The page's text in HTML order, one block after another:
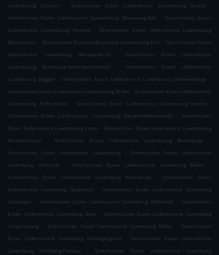
Luxembourg Clausen
. Griechisches Essen Lieferservice Luxembourg Grund
.
Griechisches Essen Lieferservice Luxembourg Bouneweg-Süd
.
Griechisches Essen
Lieferservice Luxembourg Howald
. Griechisches Essen Lieferservice Luxembourg
Muhlenbach . Griechisches Essen Lieferservice Luxembourg Eich . Griechisches Essen
Lieferservice Luxembourg Weimerskirch
.
Griechisches Essen Lieferservice
Luxembourg Bonnevoie-Nord-Verlorenkost
.
Griechisches Essen Lieferservice
Luxembourg Beggen
. Griechisches Essen Lieferservice Luxembourg Dommeldange
.
Griechisches Essen Lieferservice Luxembourg Bridel . Griechisches Essen Lieferservice
Luxembourg Polfermillen
. Griechisches Essen Lieferservice Luxembourg Hamm
.
Griechisches Essen Lieferservice Luxembourg Neudorf-Weimershof
.
Griechisches
Essen Lieferservice Luxembourg Cents . Griechisches Essen Lieferservice Luxembourg
Kockelscheuer
. Griechisches Essen Lieferservice Luxembourg Bereldange
.
Griechisches Essen Lieferservice Luxembourg
.
Griechisches Essen Lieferservice
Luxemburg Hollerich
. Griechisches Essen Lieferservice Luxemburg Belair
.
Griechisches Essen Lieferservice Luxemburg Ville-Haute
.
Griechisches Essen
Lieferservice Luxemburg Gasperich
. Griechisches Essen Lieferservice Luxemburg
Zessingen
. Griechisches Essen Lieferservice Luxemburg Pafendall . Griechisches
Essen Lieferservice Luxemburg Gare
. Griechisches Essen Lieferservice Luxemburg
Limpertsberg
. Griechisches Essen Lieferservice Luxemburg Märel . Griechisches
Essen Lieferservice Luxemburg Rollengergronn
.
Griechisches Essen Lieferservice
Luxemburg Kirchberg-Plateau
.
Griechisches Essen Lieferservice Luxemburg